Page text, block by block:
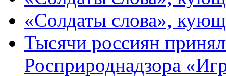
«Солдаты слова»,
Тысячи россиян
Росприроднадзора